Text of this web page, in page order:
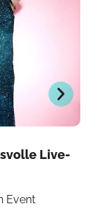
Live-
Event